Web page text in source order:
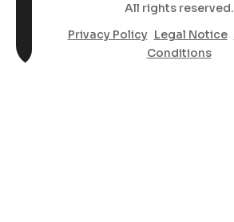
All rights reserved.
Privacy Policy Legal Notice
Conditions